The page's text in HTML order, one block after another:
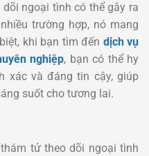
ngoại tình có thể gây ra
trường hợp, nó mang
khi bạn tìm đến dịch vụ
nghiệp, bạn có thể hy
xác và đáng tin cậy, giúp
suốt cho tương lai.
tử theo dõi ngoại tình